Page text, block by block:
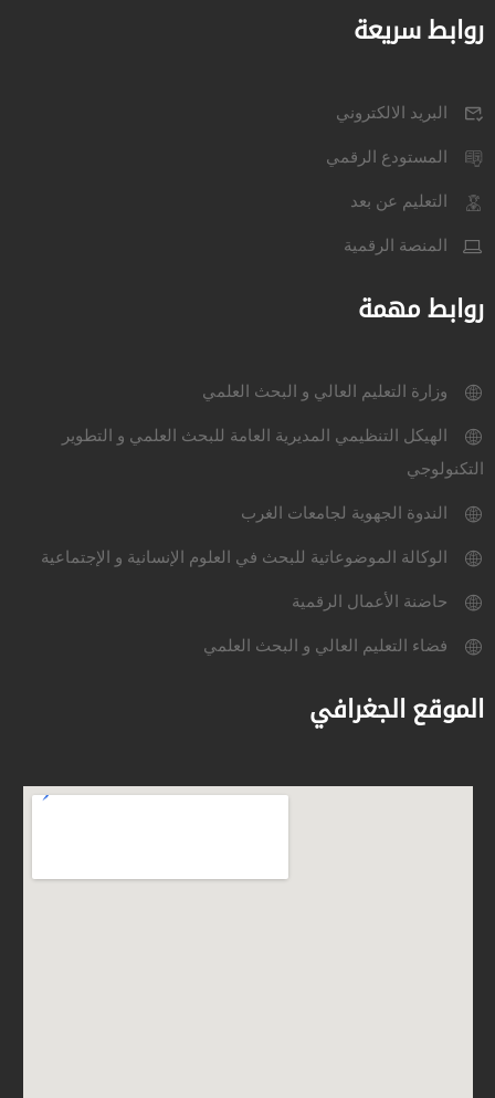
روابط سريعة
البريد الالكتروني
المستودع الرقمي
التعليم عن بعد
المنصة الرقمية
روابط مهمة
وزارة التعليم العالي و البحث العلمي
الهيكل التنظيمي المديرية العامة للبحث العلمي و التطوير
التكنولوجي
الندوة الجهوية لجامعات الغرب
الوكالة الموضوعاتية للبحث في العلوم الإنسانية و الإجتماعية
حاضنة الأعمال الرقمية
فضاء التعليم العالي و البحث العلمي
الموقع الجغرافي